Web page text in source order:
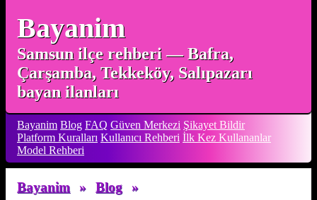
Bayanim
Samsun ilçe rehberi — Bafra,
Çarşamba, Tekkeköy, Salıpazarı
bayan ilanları
Bayanim Blog FAQ Güven Merkezi Şikayet Bildir
Platform Kuralları Kullanıcı Rehberi İlk Kez Kullananlar
Model Rehberi
Bayanim » Blog »